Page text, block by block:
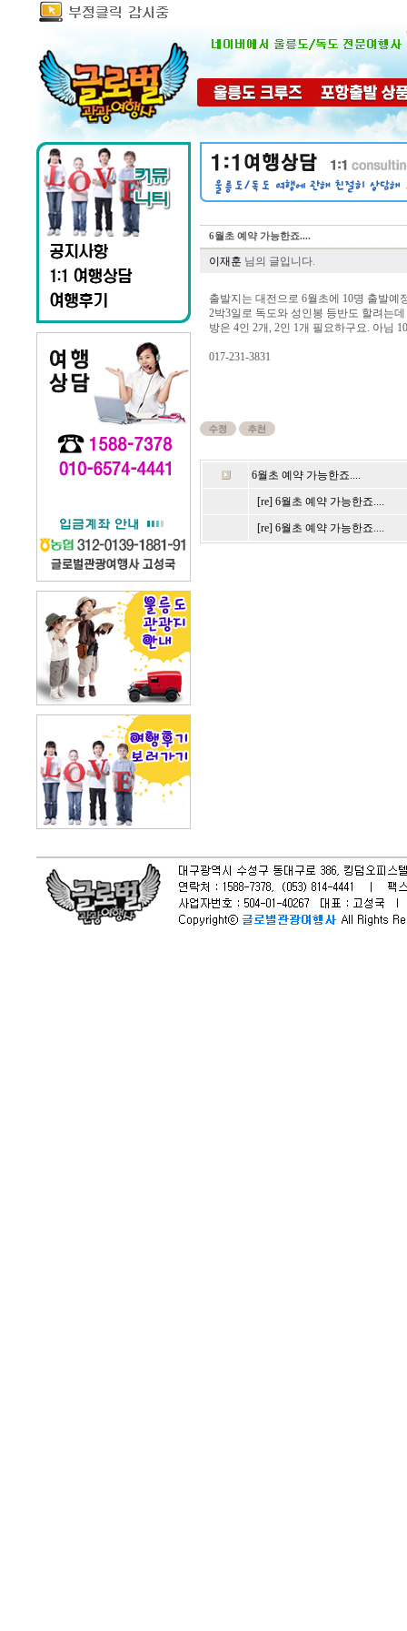
6월초 예약 가능한죠....
이재훈 님의 글입니다.
출발지는 대전으로 6월초에 10명 출발예
2박3일로 독도와 성인봉 등반도 할려는
방은 4인 2개, 2인 1개 필요하구요. 아님
017-231-3831
6월초 예약 가능한죠....
[re] 6월초 예약 가능한죠....
[re] 6월초 예약 가능한죠....